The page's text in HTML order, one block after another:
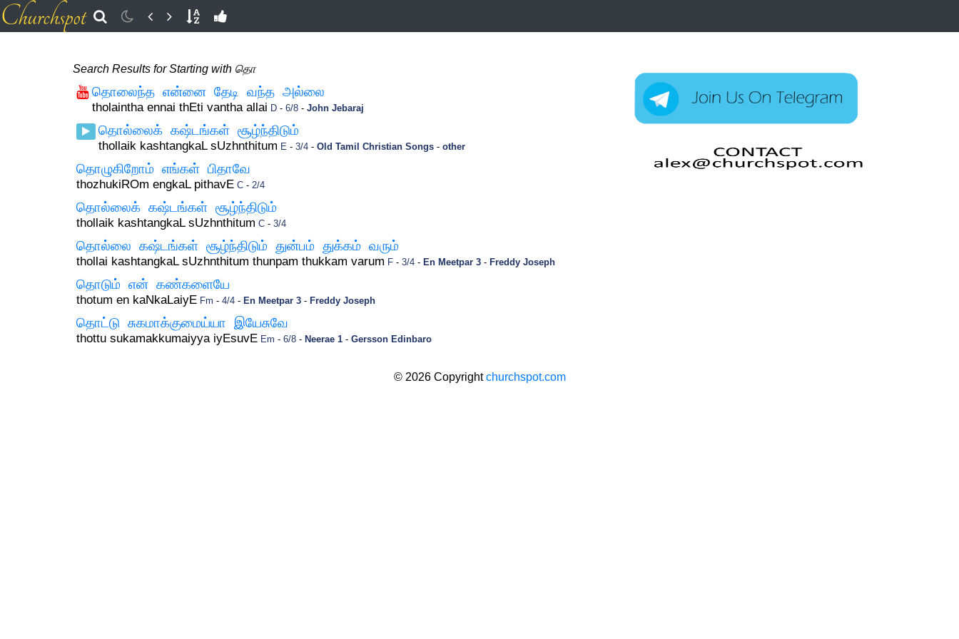
Search Results for Starting with தொ
தொலைந்த என்னை தேடி வந்த அல்லை
tholaintha ennai thEti vantha allai D - 6/8 - John Jebaraj
தொல்லைக் கஷ்டங்கள் சூழ்ந்திடும்
thollaik kashtangkaL sUzhnthitum E - 3/4 - Old Tamil Christian Songs - other
தொழுகிறோம் எங்கள் பிதாவே
thozhukiROm engkaL pithavE C - 2/4
தொல்லைக் க‌ஷ்டங்கள் சூழ்ந்திடும்
thollaik kashtangkaL sUzhnthitum C - 3/4
தொல்லை கஷ்டங்கள் சூழ்ந்திடும் துன்பம் துக்கம் வரும்
thollai kashtangkaL sUzhnthitum thunpam thukkam varum F - 3/4 - En Meetpar 3 - Freddy Joseph
தொடும் என் கண்களையே
thotum en kaNkaLaiyE Fm - 4/4 - En Meetpar 3 - Freddy Joseph
தொட்டு சுகமாக்குமைய்யா இயேசுவே
thottu sukamakkumaiyya iyEsuvE Em - 6/8 - Neerae 1 - Gersson Edinbaro
© 2026 Copyrightchurchspot.com